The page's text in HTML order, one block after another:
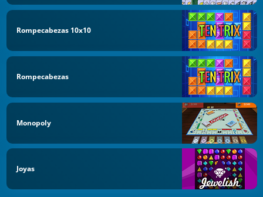
Rompecabezas 10x10
Rompecabezas
Monopoly
Joyas